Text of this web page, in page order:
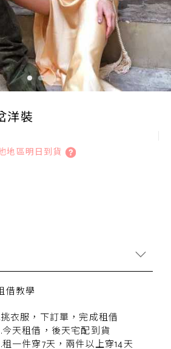
洋裝
地區明日到貨
借教學
挑衣服，下訂單，完成租借
今天租借，後天宅配到貨
租一件穿7天，兩件以上穿14天